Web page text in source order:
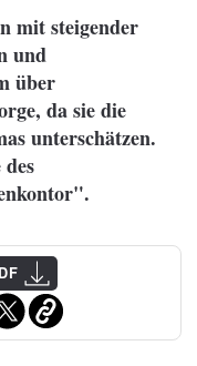
mit steigender
und
über
da sie die
unterschätzen.